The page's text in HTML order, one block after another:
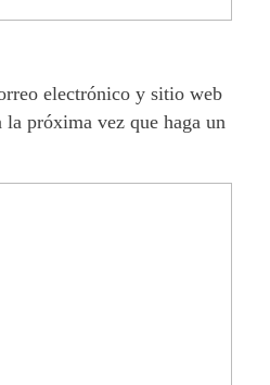
electrónico y sitio web
la próxima vez que haga un